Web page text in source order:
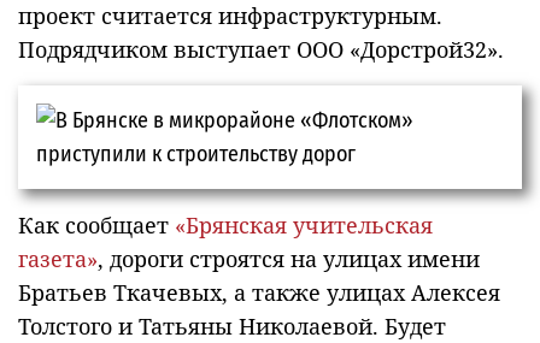
проект считается инфраструктурным.
Подрядчиком выступает ООО «Дорстрой32».
Как сообщает «Брянская учительская
газета», дороги строятся на улицах имени
Братьев Ткачевых, а также улицах Алексея
Толстого и Татьяны Николаевой. Будет